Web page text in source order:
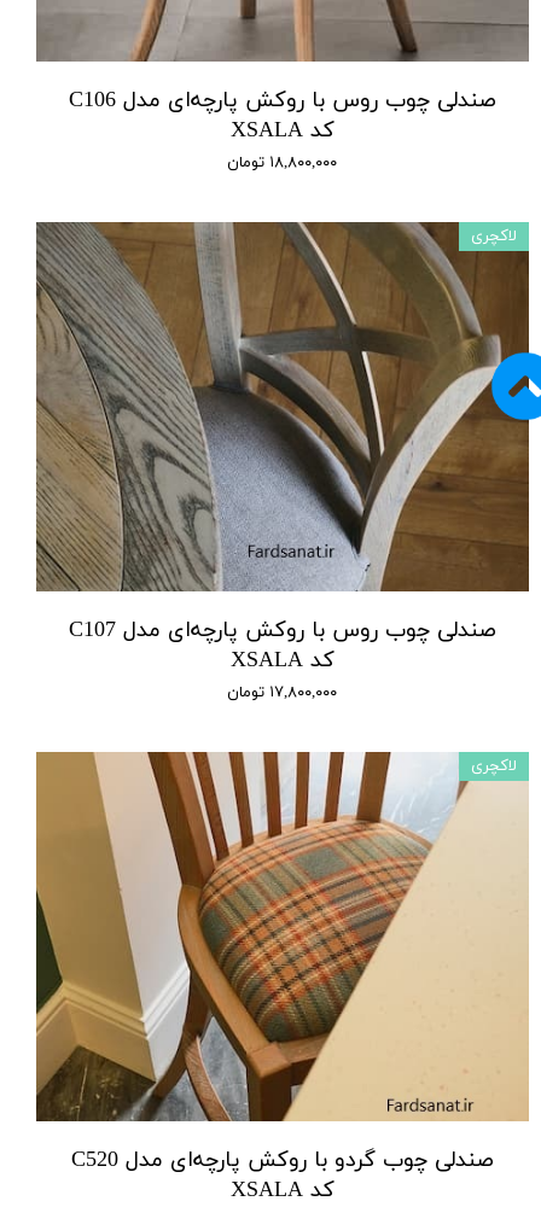
صندلی چوب روس با روکش پارچه‌ای مدل C106
کد XSALA
۱۸,۸۰۰,۰۰۰ تومان
صندلی چوب روس با روکش پارچه‌ای مدل C107
کد XSALA
۱۷,۸۰۰,۰۰۰ تومان
لاکچری
صندلی چوب گردو با روکش پارچه‌ای مدل C520
کد XSALA
لاکچری